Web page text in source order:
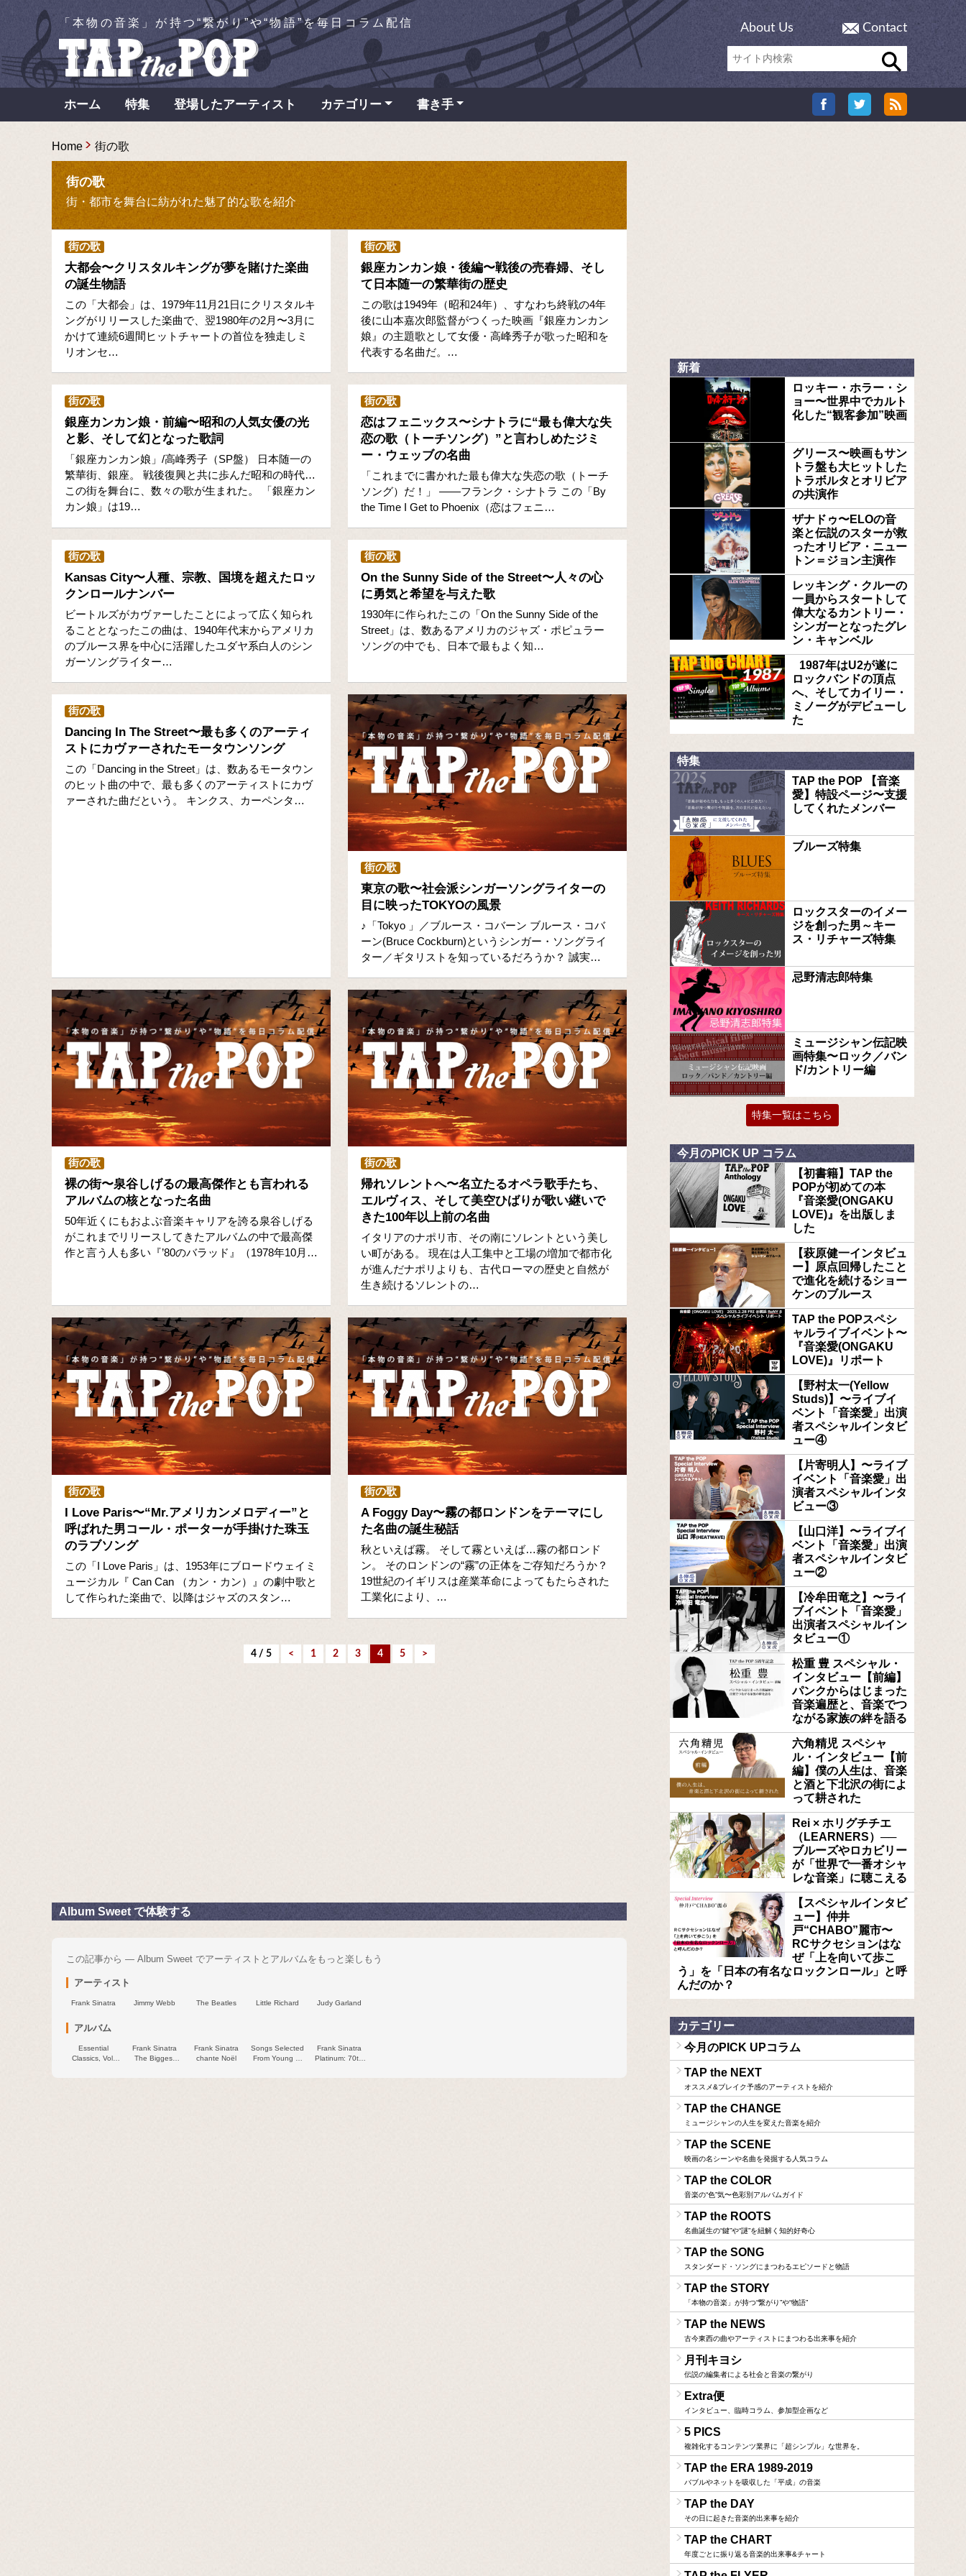
「本物の音楽」が持つ“繋がり”や“物語”を毎日コラム配信 About Us Contact
ホーム 特集 登場したアーティスト カテゴリー 書き手
Home 街の歌
街の歌
街・都市を舞台に紡がれた魅了的な歌を紹介
街の歌
大都会〜クリスタルキングが夢を賭けた楽曲
の誕生物語
この「大都会」は、1979年11月21日にクリスタルキ
ングがリリースした楽曲で、翌1980年の2月〜3月に
かけて連続6週間ヒットチャートの首位を独走しミ
リオンセ…
街の歌
銀座カンカン娘・後編〜戦後の売春婦、そし
て日本随一の繁華街の歴史
この歌は1949年（昭和24年）、すなわち終戦の4年
後に山本嘉次郎監督がつくった映画『銀座カンカン
娘』の主題歌として女優・高峰秀子が歌った昭和を
代表する名曲だ。…
街の歌
銀座カンカン娘・前編〜昭和の人気女優の光
と影、そして幻となった歌詞
「銀座カンカン娘」/高峰秀子（SP盤） 日本随一の
繁華街、銀座。 戦後復興と共に歩んだ昭和の時代…
この街を舞台に、数々の歌が生まれた。 「銀座カン
カン娘」は19…
街の歌
恋はフェニックス〜シナトラに“最も偉大な失
恋の歌（トーチソング）”と言わしめたジミ
ー・ウェッブの名曲
「これまでに書かれた最も偉大な失恋の歌（トーチ
ソング）だ！」 ――フランク・シナトラ この「By
the Time I Get to Phoenix（恋はフェニ…
街の歌
Kansas City〜人種、宗教、国境を超えたロッ
クンロールナンバー
ビートルズがカヴァーしたことによって広く知られ
ることとなったこの曲は、1940年代末からアメリカ
のブルース界を中心に活躍したユダヤ系白人のシン
ガーソングライター…
街の歌
On the Sunny Side of the Street〜人々の心
に勇気と希望を与えた歌
1930年に作られたこの「On the Sunny Side of the
Street」は、数あるアメリカのジャズ・ポピュラー
ソングの中でも、日本で最もよく知…
街の歌
Dancing In The Street〜最も多くのアーティ
ストにカヴァーされたモータウンソング
この「Dancing in the Street」は、数あるモータウン
のヒット曲の中で、最も多くのアーティストにカヴ
ァーされた曲だという。 キンクス、カーペンタ…
街の歌
東京の歌〜社会派シンガーソングライターの
目に映ったTOKYOの風景
♪「Tokyo 」／ブルース・コバーン ブルース・コバ
ーン(Bruce Cockburn)というシンガー・ソングライ
ター／ギタリストを知っているだろうか？ 誠実…
街の歌
裸の街〜泉谷しげるの最高傑作とも言われる
アルバムの核となった名曲
50年近くにもおよぶ音楽キャリアを誇る泉谷しげる
がこれまでリリースしてきたアルバムの中で最高傑
作と言う人も多い『’80のバラッド』（1978年10月…
街の歌
帰れソレントへ〜名立たるオペラ歌手たち、
エルヴィス、そして美空ひばりが歌い継いで
きた100年以上前の名曲
イタリアのナポリ市、その南にソレントという美し
い町がある。 現在は人工集中と工場の増加で都市化
が進んだナポリよりも、古代ローマの歴史と自然が
生き続けるソレントの…
街の歌
I Love Paris〜“Mr.アメリカンメロディー”と
呼ばれた男コール・ポーターが手掛けた珠玉
のラブソング
この「I Love Paris」は、1953年にブロードウェイミ
ュージカル『 Can Can （カン・カン）』の劇中歌と
して作られた楽曲で、以降はジャズのスタン…
街の歌
A Foggy Day〜霧の都ロンドンをテーマにし
た名曲の誕生秘話
秋といえば霧。 そして霧といえば…霧の都ロンド
ン。 そのロンドンの“霧”の正体をご存知だろうか？
19世紀のイギリスは産業革命によってもたらされた
工業化により、…
4 / 5 < 1 2 3 4 5 >
Album Sweet で体験する
この記事から — Album Sweet でアーティストとアルバムをもっと楽しもう
アーティスト
Frank Sinatra Jimmy Webb The Beatles Little Richard Judy Garland
アルバム
Essential
Classics, Vol.
Frank Sinatra
The Biggest
Frank Sinatra
chante Noël
Songs Selected
From Young At
Frank Sinatra
Platinum: 70th
Collection
新着
ロッキー・ホラー・シ
ョー〜世界中でカルト
化した“観客参加”映画
グリース〜映画もサン
トラ盤も大ヒットした
トラボルタとオリビア
の共演作
ザナドゥ〜ELOの音
楽と伝説のスターが救
ったオリビア・ニュー
トン＝ジョン主演作
レッキング・クルーの
一員からスタートして
偉大なるカントリー・
シンガーとなったグレ
ン・キャンベル
1987年はU2が遂に
ロックバンドの頂点
へ、そしてカイリー・
ミノーグがデビューし
た
特集
TAP the POP 【音楽
愛】特設ページ〜支援
してくれたメンバー
ブルーズ特集
ロックスターのイメー
ジを創った男～キー
ス・リチャーズ特集
忌野清志郎特集
ミュージシャン伝記映
画特集〜ロック／バン
ド/カントリー編
特集一覧はこちら
今月のPICK UP コラム
【初書籍】TAP the
POPが初めての本
『音楽愛(ONGAKU
LOVE)』を出版しま
した
【萩原健一インタビュ
ー】原点回帰したこと
で進化を続けるショー
ケンのブルース
TAP the POPスペシ
ャルライブイベント〜
『音楽愛(ONGAKU
LOVE)』リポート
【野村太一(Yellow
Studs)】〜ライブイ
ベント「音楽愛」出演
者スペシャルインタビ
ュー④
【片寄明人】〜ライブ
イベント「音楽愛」出
演者スペシャルインタ
ビュー③
【山口洋】〜ライブイ
ベント「音楽愛」出演
者スペシャルインタビ
ュー②
【冷牟田竜之】〜ライ
ブイベント「音楽愛」
出演者スペシャルイン
タビュー①
松重 豊 スペシャル・
インタビュー【前編】
パンクからはじまった
音楽遍歴と、音楽でつ
ながる家族の絆を語る
六角精児 スペシャ
ル・インタビュー【前
編】僕の人生は、音楽
と酒と下北沢の街によ
って耕された
Rei × ホリグチチエ
（LEARNERS）──
ブルーズやロカビリー
が「世界で一番オシャ
レな音楽」に聴こえる
【スペシャルインタビ
ュー】仲井
戸“CHABO”麗市〜
RCサクセションはな
ぜ「上を向いて歩こ
う」を「日本の有名なロックンロール」と呼
んだのか？
カテゴリー
今月のPICK UPコラム
TAP the NEXT
オススメ&ブレイク予感のアーティストを紹介
TAP the CHANGE
ミュージシャンの人生を変えた音楽を紹介
TAP the SCENE
映画の名シーンや名曲を発掘する人気コラム
TAP the COLOR
音楽の“色”気〜色彩別アルバムガイド
TAP the ROOTS
名曲誕生の“鍵”や“謎”を紐解く知的好奇心
TAP the SONG
スタンダード・ソングにまつわるエピソードと物語
TAP the STORY
「本物の音楽」が持つ“繋がり”や“物語”
TAP the NEWS
古今東西の曲やアーティストにまつわる出来事を紹介
月刊キヨシ
伝説の編集者による社会と音楽の繋がり
Extra便
インタビュー、臨時コラム、参加型企画など
5 PICS
複雑化するコンテンツ業界に「超シンプル」な世界を。
TAP the ERA 1989-2019
バブルやネットを吸収した「平成」の音楽
TAP the DAY
その日に起きた音楽的出来事を紹介
TAP the CHART
年度ごとに振り返る音楽的出来事&チャート